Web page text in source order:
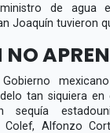
de agua
Joaquín tuvieron
NO
tan siquiera
Colef, Alfonzo